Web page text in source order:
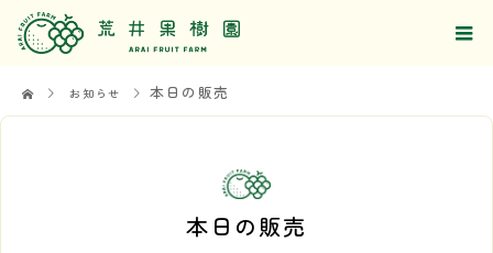
お知らせ 本日の販売
本日の販売